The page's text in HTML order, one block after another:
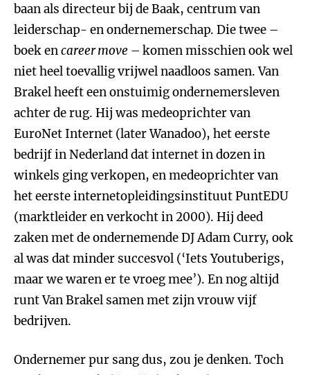
baan als directeur bij de Baak, centrum van
leiderschap- en ondernemerschap. Die twee –
boek encareer move – komen misschien ook wel
niet heel toevallig vrijwel naadloos samen. Van
Brakel heeft een onstuimig ondernemersleven
achter de rug. Hij was medeoprichter van
EuroNet Internet (later Wanadoo), het eerste
bedrijf in Nederland dat internet in dozen in
winkels ging verkopen, en medeoprichter van
het eerste internetopleidingsinstituut PuntEDU
(marktleider en verkocht in 2000). Hij deed
zaken met de ondernemende DJ Adam Curry, ook
al was dat minder succesvol (‘Iets Youtuberigs,
maar we waren er te vroeg mee’). En nog altijd
runt Van Brakel samen met zijn vrouw vijf
bedrijven.
Ondernemer pur sang dus, zou je denken. Toch